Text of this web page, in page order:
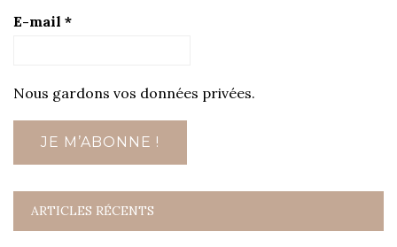
E-mail *
Nous gardons vos données privées.
ARTICLES RÉCENTS